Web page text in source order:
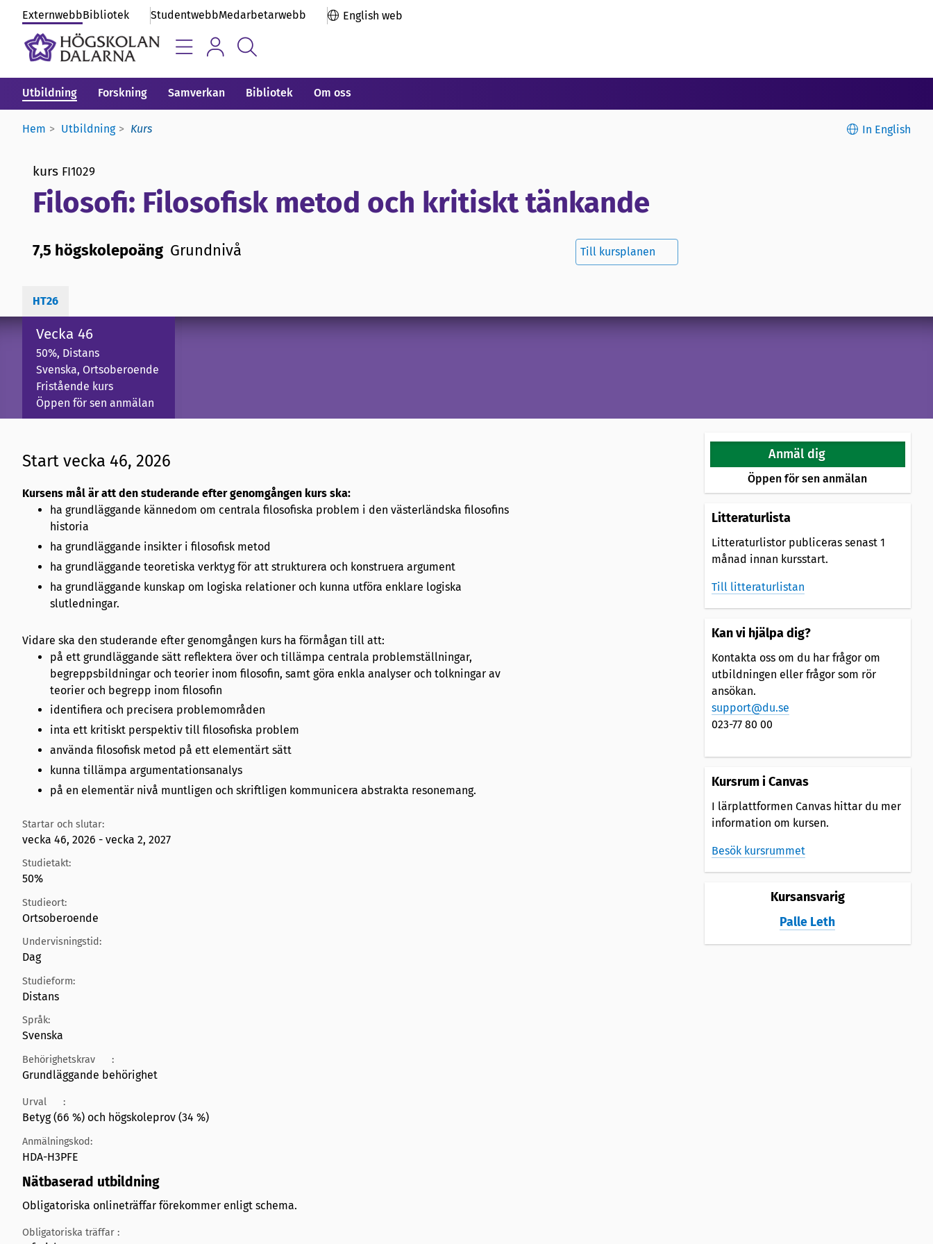
ExternwebbBibliotek StudentwebbMedarbetarwebb English web
Utbildning Forskning Samverkan Bibliotek Om oss
Hem Utbildning Kurs In English
kurs FI1029
Filosofi: Filosofisk metod och kritiskt tänkande
7,5 högskolepoäng Grundnivå Till kursplanen
HT26
Vecka 46
50%, Distans
Svenska, Ortsoberoende
Fristående kurs
Öppen för sen anmälan
Start vecka 46, 2026
Kursens mål är att den studerande efter genomgången kurs ska:
ha grundläggande kännedom om centrala filosofiska problem i den västerländska filosofins
historia
ha grundläggande insikter i filosofisk metod
ha grundläggande teoretiska verktyg för att strukturera och konstruera argument
ha grundläggande kunskap om logiska relationer och kunna utföra enklare logiska
slutledningar.
Vidare ska den studerande efter genomgången kurs ha förmågan till att:
på ett grundläggande sätt reflektera över och tillämpa centrala problemställningar,
begreppsbildningar och teorier inom filosofin, samt göra enkla analyser och tolkningar av
teorier och begrepp inom filosofin
identifiera och precisera problemområden
inta ett kritiskt perspektiv till filosofiska problem
använda filosofisk metod på ett elementärt sätt
kunna tillämpa argumentationsanalys
på en elementär nivå muntligen och skriftligen kommunicera abstrakta resonemang.
Startar och slutar:
vecka 46, 2026 - vecka 2, 2027
Studietakt:
50%
Studieort:
Ortsoberoende
Undervisningstid:
Dag
Studieform:
Distans
Språk:
Svenska
Behörighetskrav :
Grundläggande behörighet
Urval :
Betyg (66 %) och högskoleprov (34 %)
Anmälningskod:
HDA-H3PFE
Nätbaserad utbildning
Obligatoriska onlineträffar förekommer enligt schema.
Obligatoriska träffar :
Anmäl dig
Öppen för sen anmälan
Litteraturlista
Litteraturlistor publiceras senast 1
månad innan kursstart.
Till litteraturlistan
Kan vi hjälpa dig?
Kontakta oss om du har frågor om
utbildningen eller frågor som rör
ansökan.
support@du.se
023-77 80 00
Kursrum i Canvas
I lärplattformen Canvas hittar du mer
information om kursen.
Besök kursrummet
Kursansvarig
Palle Leth